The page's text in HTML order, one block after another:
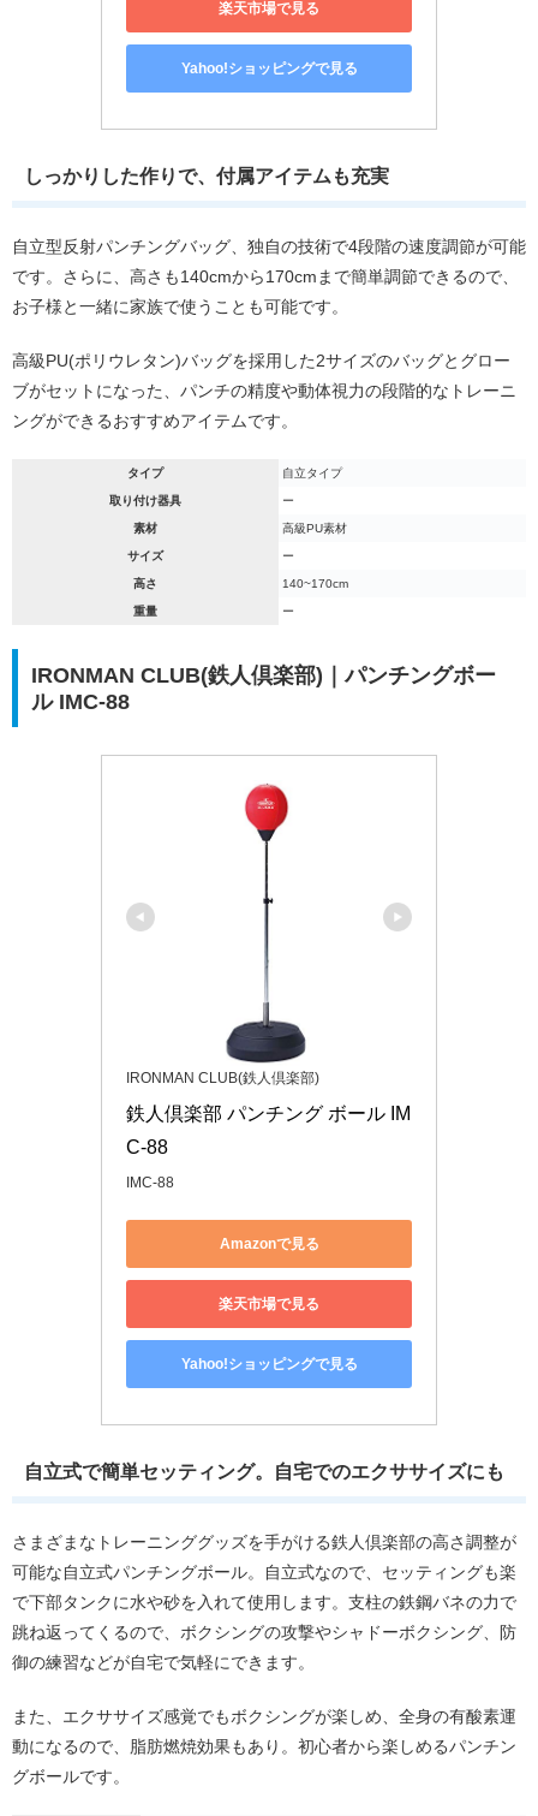
楽天市場で見る
Yahoo!ショッピングで見る
しっかりした作りで、付属アイテムも充実
自立型反射パンチングバッグ、独自の技術で4段階の速度調節が可能
です。さらに、高さも140cmから170cmまで簡単調節できるので、
お子様と一緒に家族で使うことも可能です。
高級PU(ポリウレタン)バッグを採用した2サイズのバッグとグロー
ブがセットになった、パンチの精度や動体視力の段階的なトレーニ
ングができるおすすめアイテムです。
タイプ 自立タイプ
取り付け器具 ー
素材 高級PU素材
サイズ ー
高さ 140~170cm
重量 ー
IRONMAN CLUB(鉄人倶楽部)｜パンチングボー
ル IMC-88
IRONMAN CLUB(鉄人倶楽部)
鉄人倶楽部 パンチング ボール IM
C-88
IMC-88
Amazonで見る
楽天市場で見る
Yahoo!ショッピングで見る
自立式で簡単セッティング。自宅でのエクササイズにも
さまざまなトレーニンググッズを手がける鉄人倶楽部の高さ調整が
可能な自立式パンチングボール。自立式なので、セッティングも楽
で下部タンクに水や砂を入れて使用します。支柱の鉄鋼バネの力で
跳ね返ってくるので、ボクシングの攻撃やシャドーボクシング、防
御の練習などが自宅で気軽にできます。
また、エクササイズ感覚でもボクシングが楽しめ、全身の有酸素運
動になるので、脂肪燃焼効果もあり。初心者から楽しめるパンチン
グボールです。